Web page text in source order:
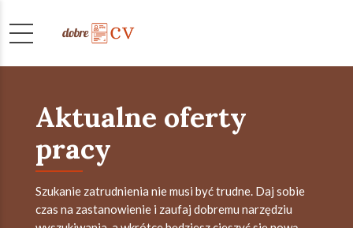
Aktualne oferty
pracy
Szukanie zatrudnienia nie musi być trudne. Daj sobie
czas na zastanowienie i zaufaj dobremu narzędziu